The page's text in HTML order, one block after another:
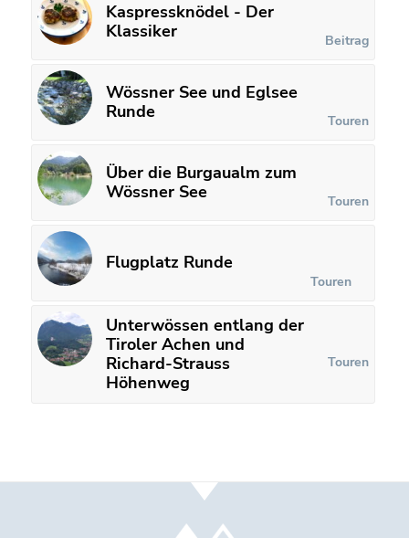
Kaspressknödel - Der
Klassiker
Beitrag
Wössner See und Eglsee
Runde
Touren
Über die Burgaualm zum
Wössner See
Touren
Flugplatz Runde
Touren
Unterwössen entlang der
Tiroler Achen und
Richard-Strauss
Höhenweg
Touren